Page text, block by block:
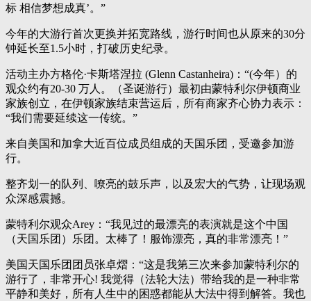
标 相信梦想成真’。”
今年的大游行首次更换并拓宽路线，游行时间也从原来的30分
钟延长至1.5小时，打破历史纪录。
活动主办方格伦·卡斯塔涅拉 (Glenn Castanheira)：“(今年）的
观众约有20-30 万人。（圣诞游行）最初由蒙特利尔伊顿商业
家族创立，在伊顿家族结束营运后，所有商家齐心协力表示：
“我们需要延续这一传统。”
来自美国和加拿大近百位成员组成的天国乐团，受邀参加游
行。
整齐划一的队列、嘹亮的鼓乐声，以及宏大的气势，让现场观
众深感震撼。
蒙特利尔观众Arey：“我见过的最漂亮的表演就是这个中国
（天国乐团）乐团。太棒了！服饰漂亮，真的非常漂亮！”
美国天国乐团团员张卓熠：“这是我第三次来参加蒙特利尔的
游行了，非常开心! 我觉得（法轮大法）带给我的是一种非常
平静和美好，所有人生中的困惑都能从大法中得到解答。我也